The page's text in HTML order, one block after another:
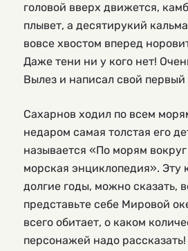
головой вверх движется,
плывет, а десятирукий
вовсе хвостом вперед
Даже тени ни у кого нет!
Вылез и написал свой первый
Сахарнов ходил по всем
недаром самая толстая его
называется «По морям
морская энциклопедия». Эту
долгие годы, можно сказать,
представьте себе Мировой
всего обитает, о каком
персонажей надо